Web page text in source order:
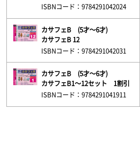
ISBNコード：9784291042024
カサフェB (5才～6才)
カサフェB 12
ISBNコード：9784291042031
カサフェB (5才～6才)
カサフェB1～12セット 1割引
ISBNコード：9784291041911